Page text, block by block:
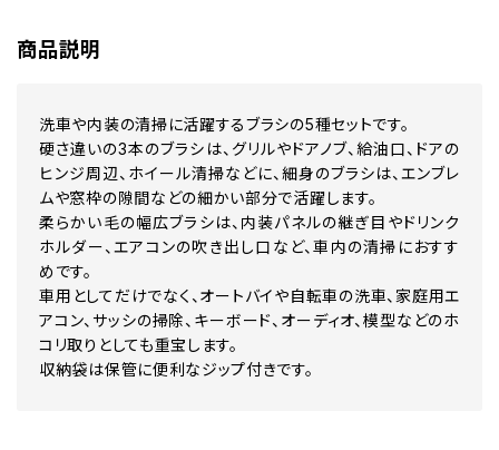
商品説明
洗車や内装の清掃に活躍するブラシの5種セットです。
硬さ違いの3本のブラシは、グリルやドアノブ、給油口、ドアの
ヒンジ周辺、ホイール清掃などに、細身のブラシは、エンブレ
ムや窓枠の隙間などの細かい部分で活躍します。
柔らかい毛の幅広ブラシは、内装パネルの継ぎ目やドリンク
ホルダー、エアコンの吹き出し口など、車内の清掃におすす
めです。
車用としてだけでなく、オートバイや自転車の洗車、家庭用エ
アコン、サッシの掃除、キーボード、オーディオ、模型などのホ
コリ取りとしても重宝します。
収納袋は保管に便利なジップ付きです。